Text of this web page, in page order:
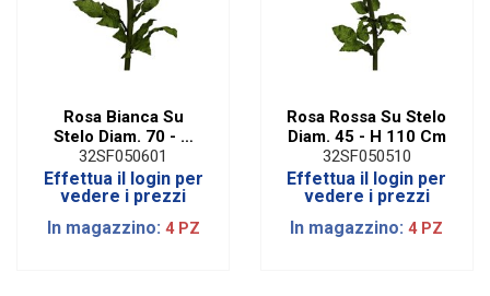
Rosa Bianca Su
Stelo Diam. 70 - H
110 Cm
32SF050601
Effettua il login per
vedere i prezzi
In magazzino: 4 PZ
Rosa Rossa Su Stelo
Diam. 45 - H 110 Cm
32SF050510
Effettua il login per
vedere i prezzi
In magazzino: 4 PZ